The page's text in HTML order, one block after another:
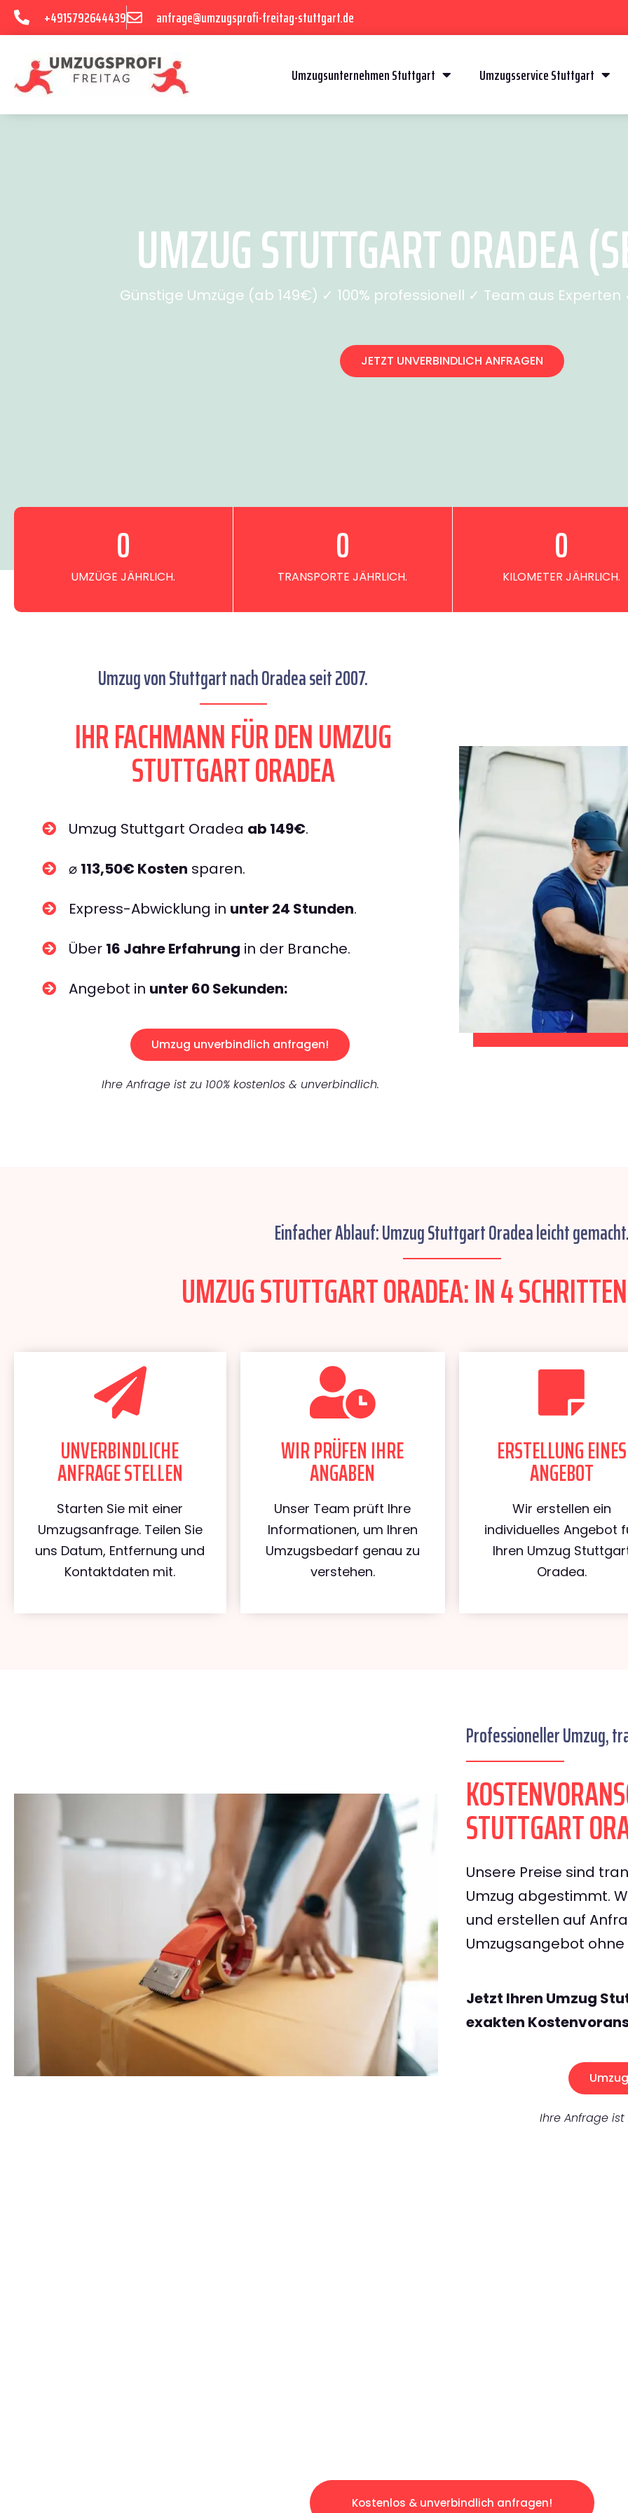
+4915792644439 anfrage@umzugsprofi-freitag-stuttgart.de
Umzugsunternehmen Stuttgart Umzugsservice Stuttgart
UMZUG STUTTGART ORADEA
Günstige Umzüge (ab 149€) ✓ 100% professionell ✓ Team aus
JETZT UNVERBINDLICH ANFRAGEN
UMZÜGE JÄHRLICH.
0
TRANSPORTE JÄHRLICH.
0
KILOMETER JÄHRLICH.
0
Umzug von Stuttgart nach Oradea seit 2007.
IHR FACHMANN FÜR DEN UMZUG
STUTTGART ORADEA
Umzug Stuttgart Oradea ab 149€.
⌀ 113,50€ Kosten sparen.
Express-Abwicklung in unter 24 Stunden.
Über 16 Jahre Erfahrung in der Branche.
Angebot in unter 60 Sekunden:
Umzug unverbindlich anfragen!
Ihre Anfrage ist zu 100% kostenlos & unverbindlich.
Einfacher Ablauf: Umzug Stuttgart Oradea leicht
UMZUG STUTTGART ORADEA: IN 4
UNVERBINDLICHE
ANFRAGE STELLEN
Starten Sie mit einer
Umzugsanfrage. Teilen Sie
uns Datum, Entfernung und
Kontaktdaten mit.
WIR PRÜFEN IHRE
ANGABEN
Unser Team prüft Ihre
Informationen, um Ihren
Umzugsbedarf genau zu
verstehen.
ERSTELLUNG EINES
ANGEBOT
Wir erstellen ein
individuelles Angebot
Ihren Umzug
Oradea.
Professioneller Umzug,
STUTTGART
Unsere Preise sind
Umzug abgestimmt.
und erstellen auf
Umzugsangebot
Jetzt Ihren Umzug
exakten
Ihre Anfrage ist
Kostenlos & unverbindlich anfragen!